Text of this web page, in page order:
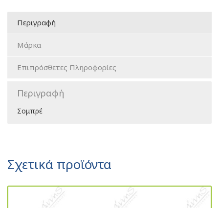
Περιγραφή
Μάρκα
Επιπρόσθετες Πληροφορίες
Περιγραφή
Σομπρέ
Σχετικά προϊόντα